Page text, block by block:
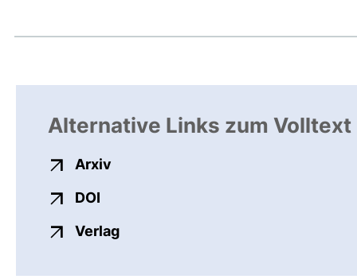
Alternative Links zum Volltext
Arxiv
DOI
Verlagexterner Link, öffnet neues